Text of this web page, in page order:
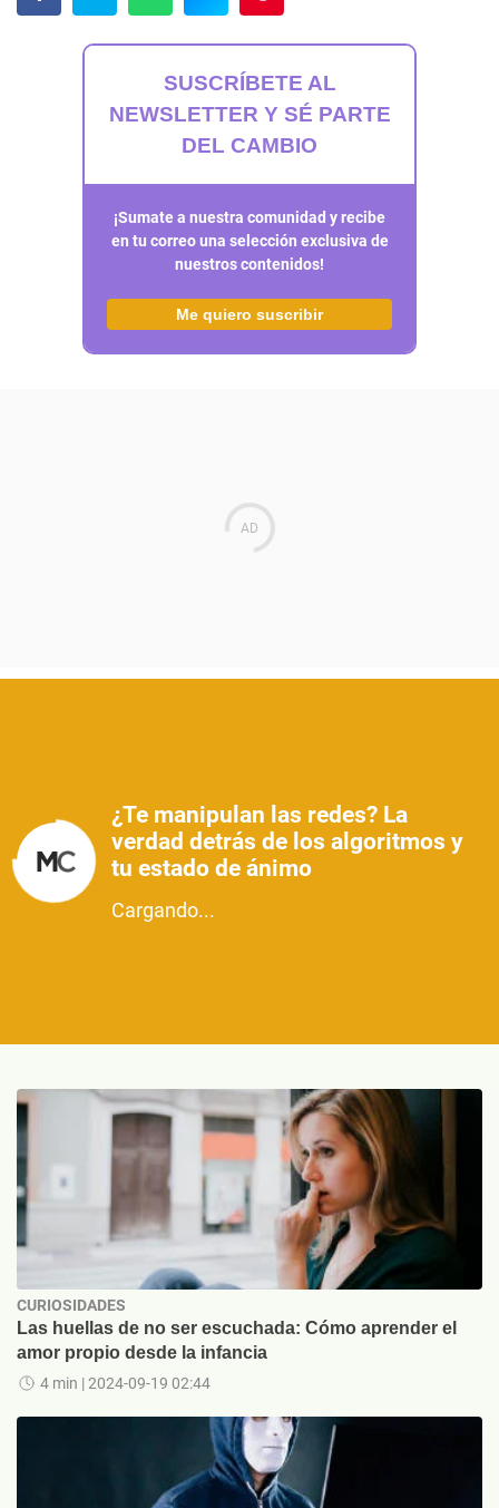
SUSCRÍBETE AL
NEWSLETTER Y SÉ PARTE
DEL CAMBIO
¡Sumate a nuestra comunidad y recibe
en tu correo una selección exclusiva de
nuestros contenidos!
Me quiero suscribir
¿Te manipulan las redes? La
verdad detrás de los algoritmos y
tu estado de ánimo
Cargando...
CURIOSIDADES
Las huellas de no ser escuchada: Cómo aprender el
amor propio desde la infancia
4 min | 2024-09-19 02:44